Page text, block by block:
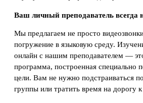
Ваш личный преподаватель всегда
Мы предлагаем не просто
погружение в языковую среду.
онлайн с нашим преподавателем —
программа, построенная специально
цели. Вам не нужно подстраиваться
группы или тратить время на дорогу